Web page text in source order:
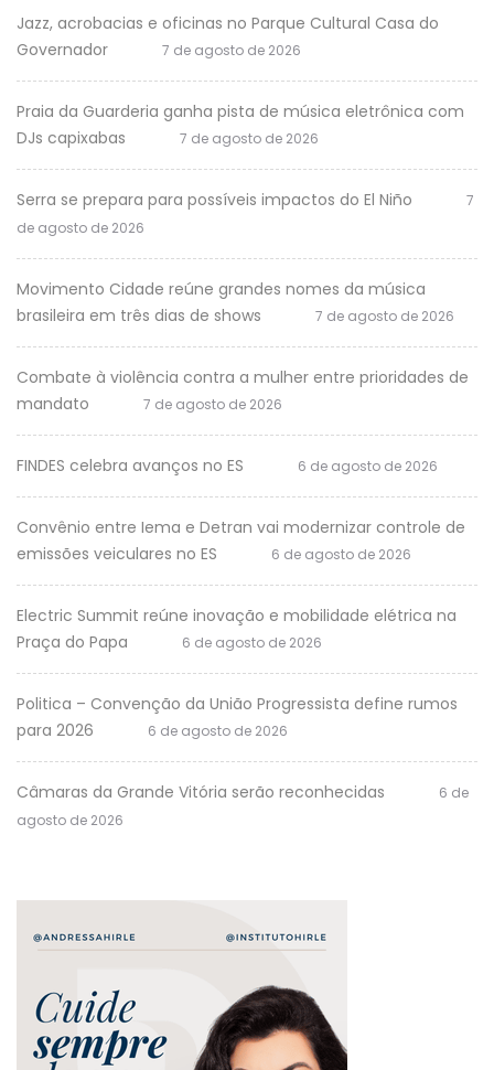
Jazz, acrobacias e oficinas no Parque Cultural Casa do
Governador
7 de agosto de 2026
Praia da Guarderia ganha pista de música eletrônica com
DJs capixabas
7 de agosto de 2026
Serra se prepara para possíveis impactos do El Niño
7
de agosto de 2026
Movimento Cidade reúne grandes nomes da música
brasileira em três dias de shows
7 de agosto de 2026
Combate à violência contra a mulher entre prioridades de
mandato
7 de agosto de 2026
FINDES celebra avanços no ES 6 de agosto de 2026
Convênio entre Iema e Detran vai modernizar controle de
emissões veiculares no ES
6 de agosto de 2026
Electric Summit reúne inovação e mobilidade elétrica na
Praça do Papa
6 de agosto de 2026
Politica – Convenção da União Progressista define rumos
para 2026
6 de agosto de 2026
Câmaras da Grande Vitória serão reconhecidas
6 de
agosto de 2026